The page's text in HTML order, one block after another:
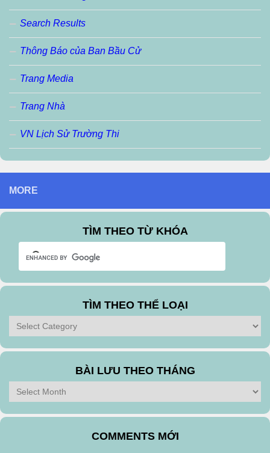
Search Results
Thông Báo của Ban Bầu Cử
Trang Media
Trang Nhà
VN Lịch Sử Trường Thi
MORE
TÌM THEO TỪ KHÓA
TÌM THEO THỂ LOẠI
Tìm
theo
Thể
BÀI LƯU THEO THÁNG
Bài
Lưu
Theo
COMMENTS MỚI